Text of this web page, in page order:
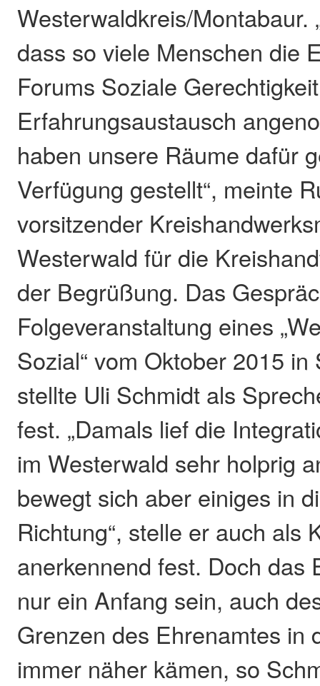
Westerwaldkreis/Montabaur.
dass so viele Menschen die
Forums Soziale
Erfahrungsaustausch
haben unsere Räume dafür
Verfügung gestellt“, meinte
vorsitzender
Westerwald für die
der Begrüßung. Das
Folgeveranstaltung eines
Sozial“ vom Oktober 2015
stellte Uli Schmidt als
fest. „Damals lief die
im Westerwald sehr holprig
bewegt sich aber einiges in
Richtung“, stelle er auch als
anerkennend fest. Doch das
nur ein Anfang sein, auch
Grenzen des Ehrenamtes in
immer näher kämen, so